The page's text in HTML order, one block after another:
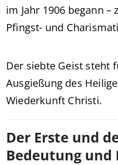
im Jahr 1906 begann
Pfingst- und
Der siebte Geist steht
Ausgießung des
Wiederkunft Christi.
Der Erste und
Bedeutung und